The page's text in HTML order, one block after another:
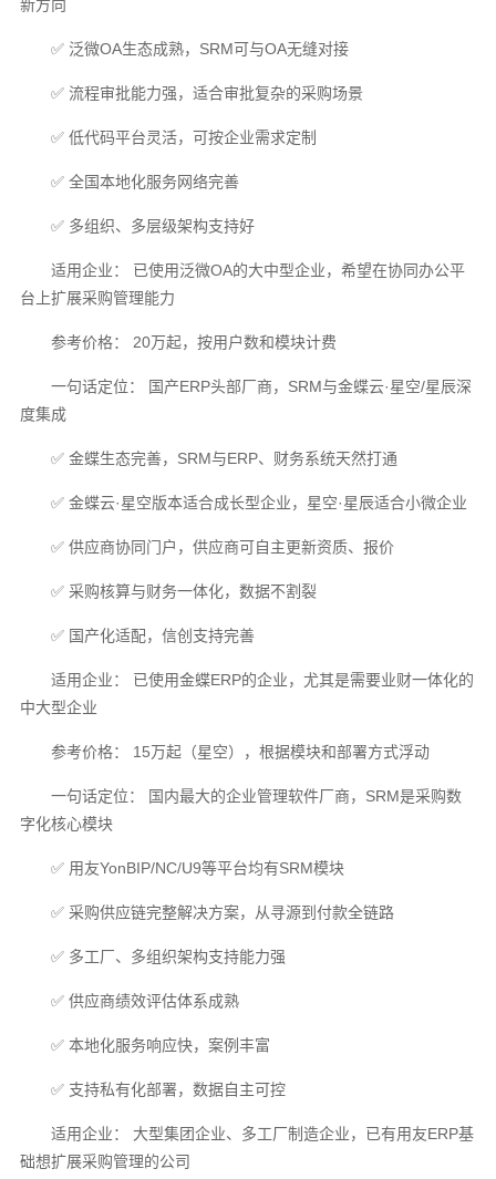
新方向
✅ 泛微OA生态成熟，SRM可与OA无缝对接
✅ 流程审批能力强，适合审批复杂的采购场景
✅ 低代码平台灵活，可按企业需求定制
✅ 全国本地化服务网络完善
✅ 多组织、多层级架构支持好
适用企业： 已使用泛微OA的大中型企业，希望在协同办公平
台上扩展采购管理能力
参考价格： 20万起，按用户数和模块计费
一句话定位： 国产ERP头部厂商，SRM与金蝶云·星空/星辰深
度集成
✅ 金蝶生态完善，SRM与ERP、财务系统天然打通
✅ 金蝶云·星空版本适合成长型企业，星空·星辰适合小微企业
✅ 供应商协同门户，供应商可自主更新资质、报价
✅ 采购核算与财务一体化，数据不割裂
✅ 国产化适配，信创支持完善
适用企业： 已使用金蝶ERP的企业，尤其是需要业财一体化的
中大型企业
参考价格： 15万起（星空），根据模块和部署方式浮动
一句话定位： 国内最大的企业管理软件厂商，SRM是采购数
字化核心模块
✅ 用友YonBIP/NC/U9等平台均有SRM模块
✅ 采购供应链完整解决方案，从寻源到付款全链路
✅ 多工厂、多组织架构支持能力强
✅ 供应商绩效评估体系成熟
✅ 本地化服务响应快，案例丰富
✅ 支持私有化部署，数据自主可控
适用企业： 大型集团企业、多工厂制造企业，已有用友ERP基
础想扩展采购管理的公司